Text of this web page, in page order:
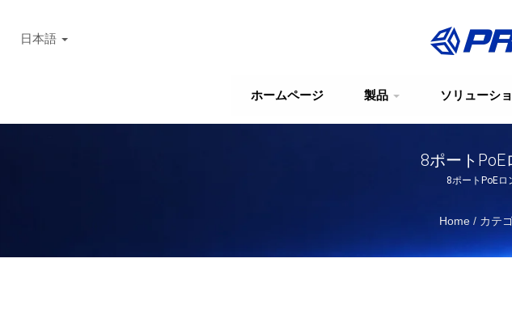
ホームページ 製品 ソリューシ
日本語
8ポート
8ポートPoEロ
Home / カテ